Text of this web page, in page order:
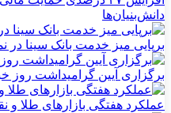
دانش‌بنیان‌ها
برپایی میز خدمت بانک سینا در
برگزاری آیین گرامیداشت روز
عملکرد هفتگی بازارهای طلا و